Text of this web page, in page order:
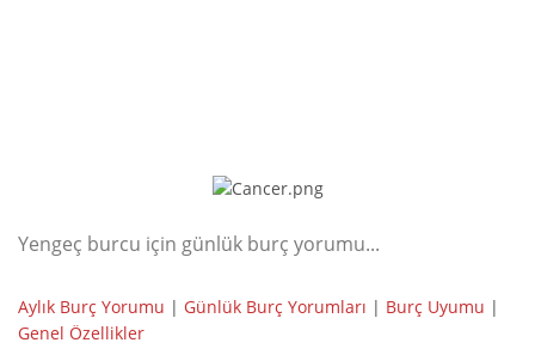
Yengeç burcu için günlük burç yorumu...
Aylık Burç Yorumu | Günlük Burç Yorumları | Burç Uyumu |
Genel Özellikler